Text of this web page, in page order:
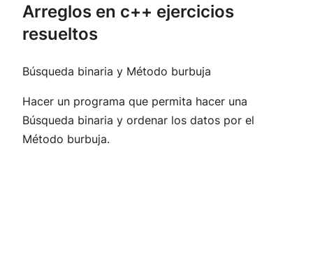
Arreglos en c++ ejercicios
resueltos
Búsqueda binaria y Método burbuja
Hacer un programa que permita hacer una
Búsqueda binaria y ordenar los datos por el
Método burbuja.